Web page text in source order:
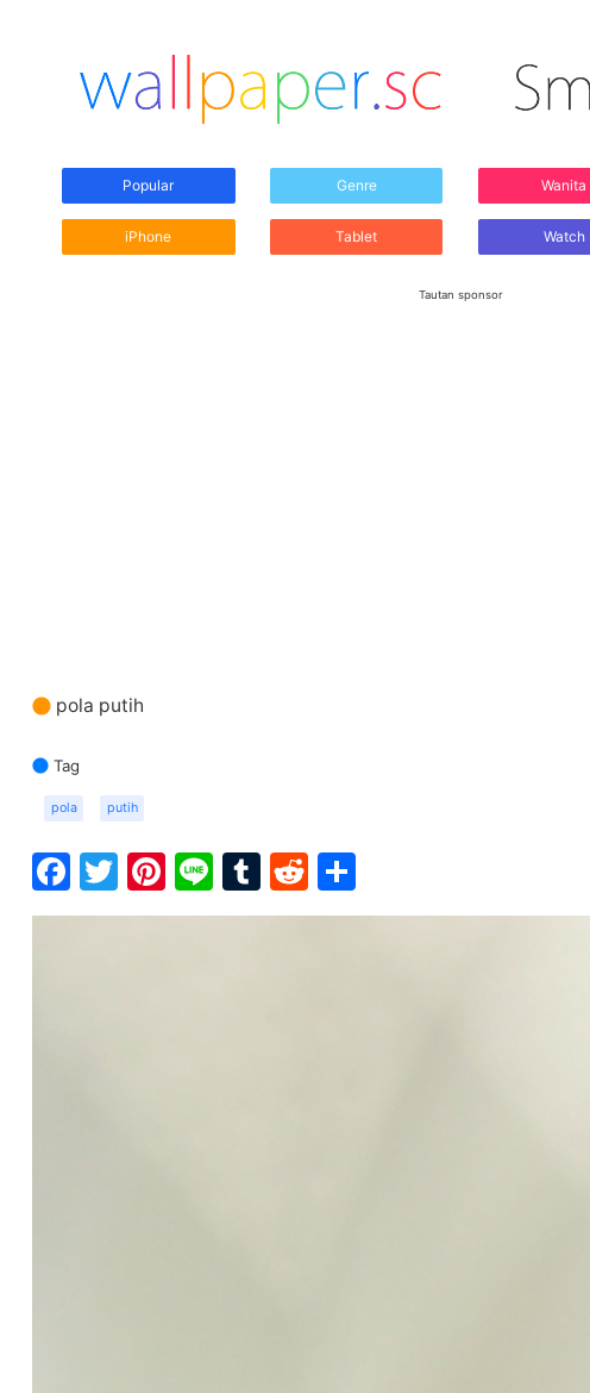
Popular Genre Wanita
iPhone Tablet Watch
Tautan sponsor
pola putih
Tag
pola putih
Facebook
Twitter
Pinterest
LineTumblr
Reddit